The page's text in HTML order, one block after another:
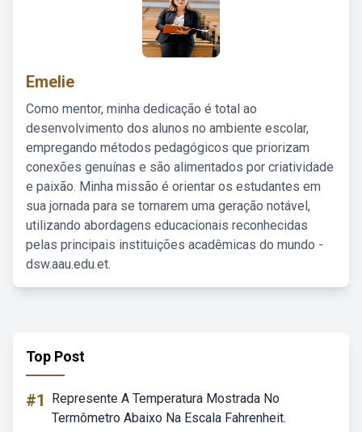
Emelie
Como mentor, minha dedicação é total ao
desenvolvimento dos alunos no ambiente escolar,
empregando métodos pedagógicos que priorizam
conexões genuínas e são alimentados por criatividade
e paixão. Minha missão é orientar os estudantes em
sua jornada para se tornarem uma geração notável,
utilizando abordagens educacionais reconhecidas
pelas principais instituições acadêmicas do mundo -
dsw.aau.edu.et.
Top Post
#1
Represente A Temperatura Mostrada No
Termômetro Abaixo Na Escala Fahrenheit.